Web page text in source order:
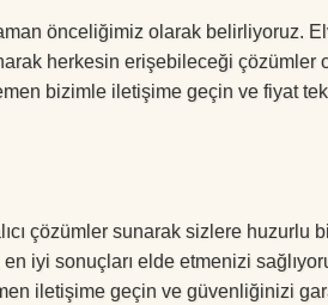
önceliğimiz olarak belirliyoruz.
herkesin erişebileceği çözümler
bizimle iletişime geçin ve fiyat
çözümler sunarak sizlere huzurlu
iyi sonuçları elde etmenizi
iletişime geçin ve güvenliğinizi